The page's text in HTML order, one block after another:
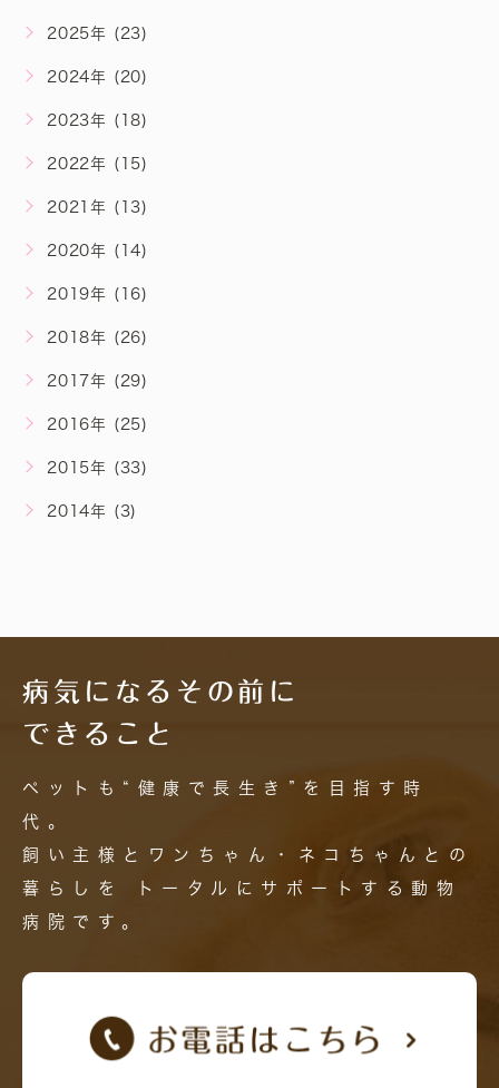
2025年 (23)
2024年 (20)
2023年 (18)
2022年 (15)
2021年 (13)
2020年 (14)
2019年 (16)
2018年 (26)
2017年 (29)
2016年 (25)
2015年 (33)
2014年 (3)
病気になるその前に
できること
ペットも“健康で長生き”を目指す時
代。
飼い主様とワンちゃん・ネコちゃんとの
暮らしを
トータルにサポートする動物
病院です。